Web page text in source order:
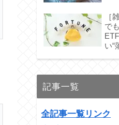
［
で
い“
記事一覧
全記事一覧リンク